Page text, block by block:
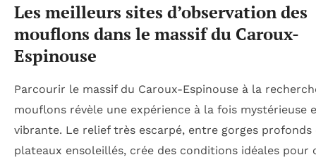
Les meilleurs sites d’observation des
mouflons dans le massif du Caroux-
Espinouse
Parcourir le massif du Caroux-Espinouse à la
mouflons révèle une expérience à la fois mystérieuse
vibrante. Le relief très escarpé, entre gorges profonds
plateaux ensoleillés, crée des conditions idéales pour